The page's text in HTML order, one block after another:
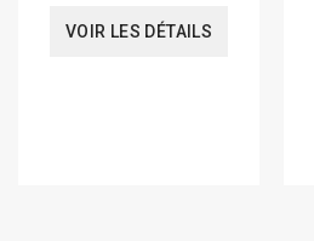
VOIR LES DÉTAILS